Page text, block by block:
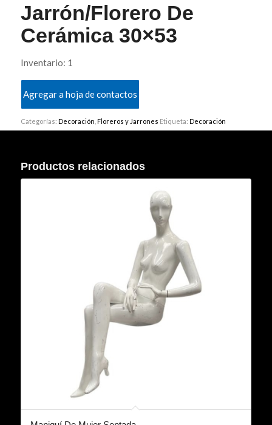
Jarrón/Florero De
Cerámica 30×53
Inventario: 1
Agregar a hoja de contactos
Categorías: Decoración Floreros y Jarrones Etiqueta: Decoración
Productos relacionados